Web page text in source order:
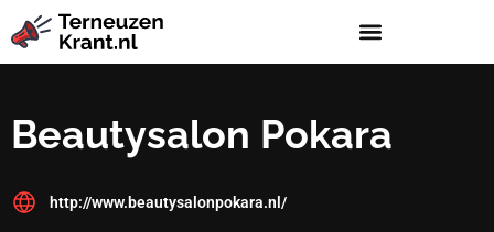
Beautysalon Pokara
http://www.beautysalonpokara.nl/